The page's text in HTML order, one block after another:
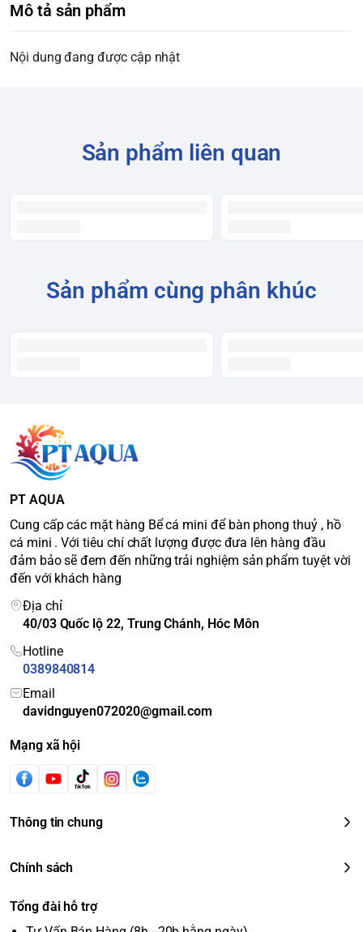
Mô tả sản phẩm
Nội dung đang được cập nhật
Sản phẩm liên quan
Sản phẩm cùng phân khúc
PT AQUA
Cung cấp các mặt hàng Bể cá mini để bàn phong thuỷ , hồ
cá mini . Với tiêu chí chất lượng được đưa lên hàng đầu
đảm bảo sẽ đem đến những trải nghiệm sản phẩm tuyệt vời
đến với khách hàng
Địa chỉ
40/03 Quốc lộ 22, Trung Chánh, Hóc Môn
Hotline
0389840814
Email
davidnguyen072020@gmail.com
Mạng xã hội
Thông tin chung
Chính sách
Tổng đài hỗ trợ